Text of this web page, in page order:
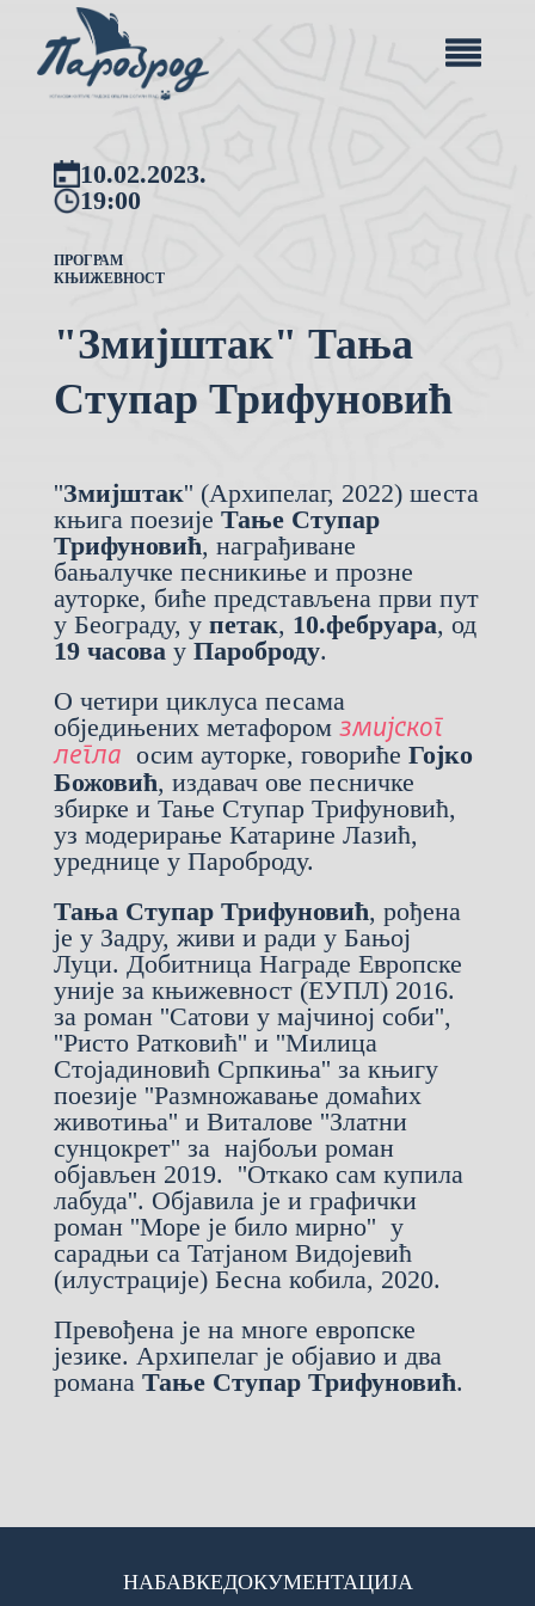
10.02.2023.
19:00
ПРОГРАМ
КЊИЖЕВНОСТ
"Змијштак" Тања
Ступар Трифуновић
''Змијштак'' (Архипелаг, 2022) шеста
књига поезије Тање Ступар
Трифуновић, награђиване
бањалучке песникиње и прозне
ауторке, биће представљена први пут
у Београду, у петак, 10.фебруара, од
19 часова у Пароброду.
О четири циклуса песама
обједињених метафором змијског
легла осим ауторке, говориће Гојко
Божовић, издавач ове песничке
збирке и Тање Ступар Трифуновић,
уз модерирање Катарине Лазић,
уреднице у Пароброду.
Тања Ступар Трифуновић, рођена
је у Задру, живи и ради у Бањој
Луци. Добитница Награде Европске
уније за књижевност (ЕУПЛ) 2016.
за роман ''Сатови у мајчиној соби'',
''Ристо Ратковић'' и ''Милица
Стојадиновић Српкиња'' за књигу
поезије ''Размножавање домаћих
животиња'' и Виталове ''Златни
сунцокрет'' за најбољи роман
објављен 2019. ''Откако сам купила
лабуда''. Објавила је и графички
роман ''Море је било мирно'' у
сарадњи са Татјаном Видојевић
(илустрације) Бесна кобила, 2020.
Превођена је на многе европске
језике. Архипелаг је објавио и два
романа Тање Ступар Трифуновић.
НАБАВКЕДОКУМЕНТАЦИЈА